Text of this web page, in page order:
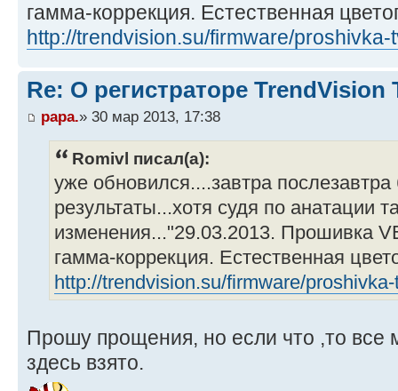
гамма-коррекция. Естественная
http://trendvision.su/firmware/proshivka-
Re: О регистраторе TrendVision
papa.» 30 мар 2013, 17:38
Romivl писал(а):
уже обновился....завтра послезавтра
результаты...хотя судя по анатации
изменения..."29.03.2013. Прошивка
гамма-коррекция. Естественная
http://trendvision.su/firmware/
Прошу прощения, но если что ,то все
здесь взято.